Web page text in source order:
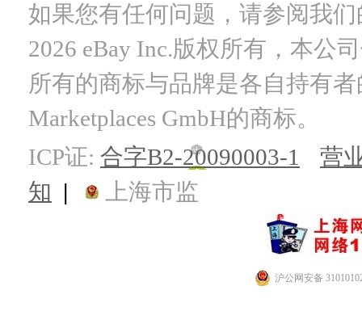
如果您有任何问题，请参阅我们
2026 eBay Inc.版权所有，本公
所有的商标与品牌是各自持有
Marketplaces GmbH的商标。
ICP证: 合字B2-20090003-1
营
知 | 上海市监
沪公网安备